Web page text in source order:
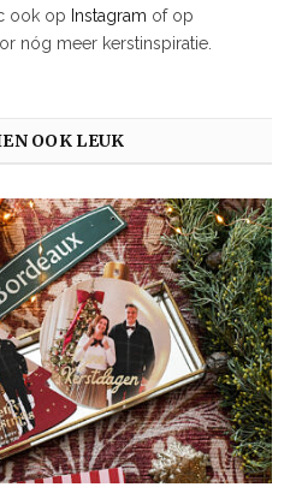
ook op Instagram of op
nóg meer kerstinspiratie.
OOK LEUK